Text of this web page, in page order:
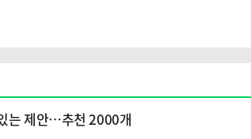
는 제안…추천 2000개